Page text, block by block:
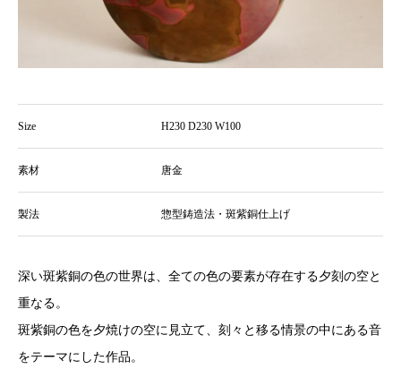
Size H230 D230 W100
素材 唐金
製法 惣型鋳造法・斑紫銅仕上げ
深い斑紫銅の色の世界は、全ての色の要素が存在する夕刻の空と
重なる。
斑紫銅の色を夕焼けの空に見立て、刻々と移る情景の中にある音
をテーマにした作品。